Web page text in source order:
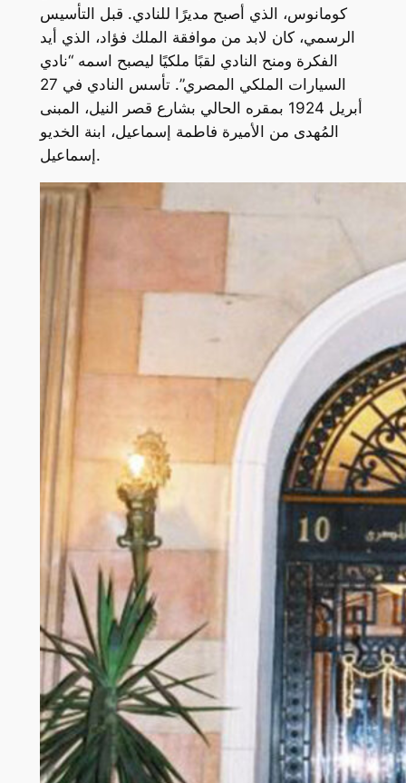
كومانوس، الذي أصبح مديرًا للنادي. قبل التأسيس
الرسمي، كان لابد من موافقة الملك فؤاد، الذي أيد
الفكرة ومنح النادي لقبًا ملكيًا ليصبح اسمه “نادي
السيارات الملكي المصري”. تأسس النادي في 27
أبريل 1924 بمقره الحالي بشارع قصر النيل، المبنى
المُهدى من الأميرة فاطمة إسماعيل، ابنة الخديو
إسماعيل.